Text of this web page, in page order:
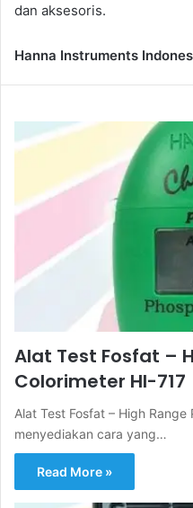
dan aksesoris.
Hanna Instruments
Alat Test Fosfat –
Colorimeter HI-717
Alat Test Fosfat – High
menyediakan cara yang…
Read More »